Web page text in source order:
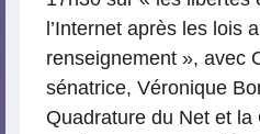
l’Internet après les lois
renseignement », avec
sénatrice, Véronique
Quadrature du Net et